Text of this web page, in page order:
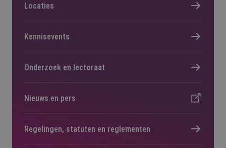
Locaties
Kennisevents
Onderzoek en lectoraat
Nieuws en pers
Regelingen, statuten en reglementen